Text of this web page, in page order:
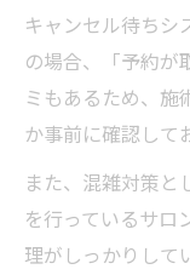
キャンセル待ちシ
の場合、「予約が
ミもあるため、施
か事前に確認して
また、混雑対策と
を行っているサロ
理がしっかりして